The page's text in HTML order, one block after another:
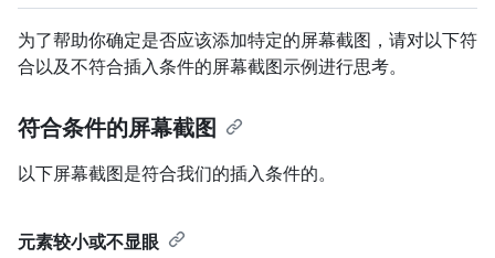
为了帮助你确定是否应该添加特定的屏幕截图，请对以下符
合以及不符合插入条件的屏幕截图示例进行思考。
符合条件的屏幕截图
以下屏幕截图是符合我们的插入条件的。
元素较小或不显眼